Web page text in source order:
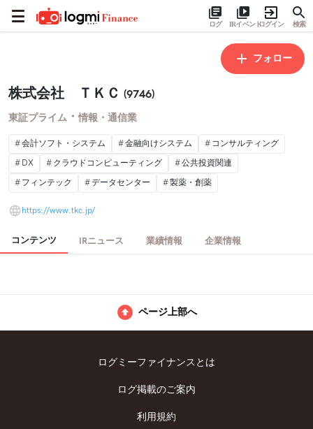
ログ IRイベントログイン 検索
フォロー
株式会社 ＴＫＣ (9746)
東証プライム ・ 情報・通信業
会計ソフト・システム 金融向けシステム
コンサルティング
DX
クラウドコンピューティング
公共投資関連
フィンテック
データセンター 製薬・創薬
https://www.tkc.jp/
コンテンツ IRニュース 業績情報 企業情報
ページ上部へ
ログミーファイナンスとは
ログ掲載のご案内
利用規約